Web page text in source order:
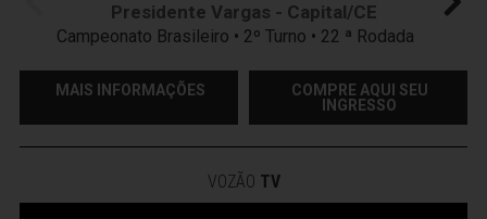
Presidente Vargas - Capital/CE
Campeonato Brasileiro • 2º Turno • 22 ª Rodada
MAIS INFORMAÇÕES
COMPRE AQUI SEU
INGRESSO
VOZÃO TV